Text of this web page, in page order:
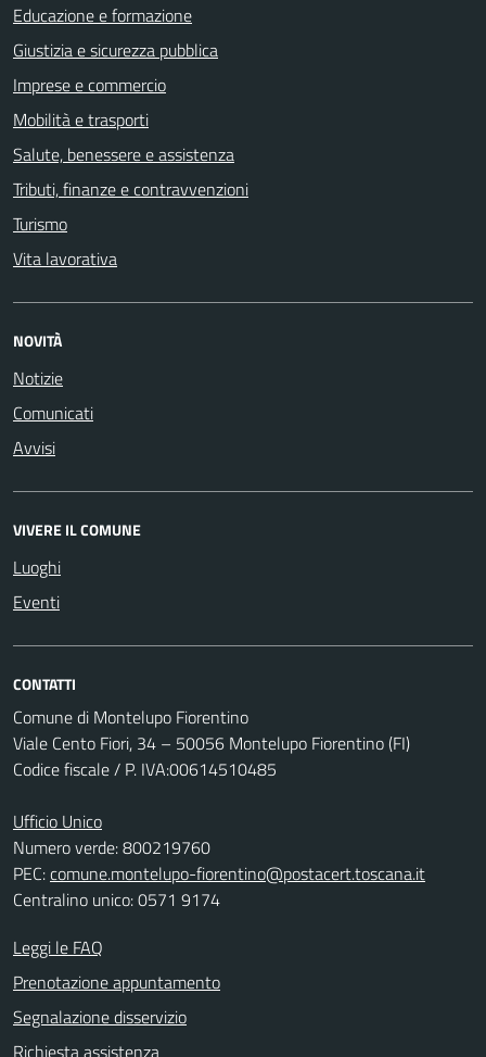
Educazione e formazione
Giustizia e sicurezza pubblica
Imprese e commercio
Mobilità e trasporti
Salute, benessere e assistenza
Tributi, finanze e contravvenzioni
Turismo
Vita lavorativa
NOVITÀ
Notizie
Comunicati
Avvisi
VIVERE IL COMUNE
Luoghi
Eventi
CONTATTI
Comune di Montelupo Fiorentino
Viale Cento Fiori, 34 – 50056 Montelupo Fiorentino (FI)
Codice fiscale / P. IVA:00614510485
Ufficio Unico
Numero verde: 800219760
PEC:comune.montelupo-fiorentino@postacert.toscana.it
Centralino unico: 0571 9174
Leggi le FAQ
Prenotazione appuntamento
Segnalazione disservizio
Richiesta assistenza